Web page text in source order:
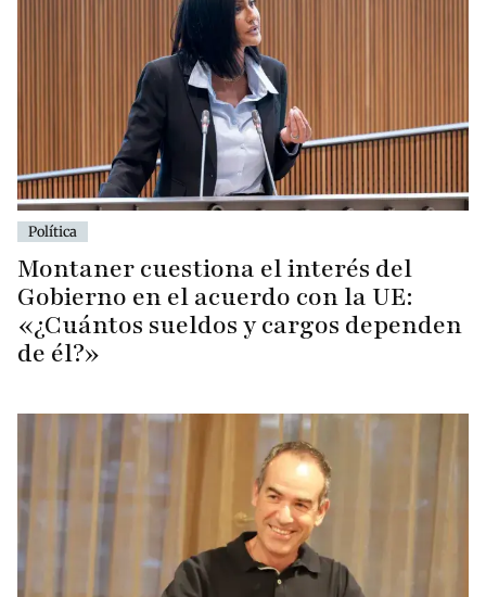
Política
Montaner cuestiona el interés del
Gobierno en el acuerdo con la UE:
«¿Cuántos sueldos y cargos dependen
de él?»